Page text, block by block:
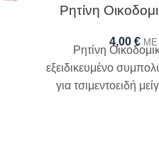
Ρητίνη
4,00 € ΜΕ
Ρητίνη
εξειδικευμένο
για τσιμεντοειδή